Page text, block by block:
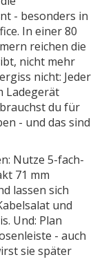
- besonders in
In einer 80
reichen die
nicht mehr
nicht: Jeder
Ladegerät
du für
- und das sind
Nutze 5-fach-
71 mm
lassen sich
und
Und: Plan
- auch
sie später